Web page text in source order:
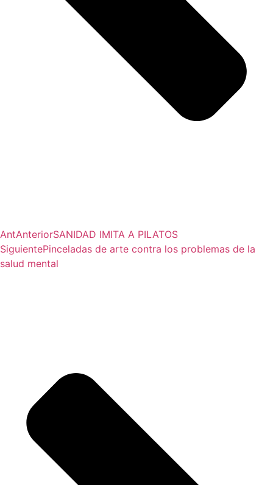
AntAnteriorSANIDAD IMITA A PILATOS
SiguientePinceladas de arte contra los problemas de la
salud mental